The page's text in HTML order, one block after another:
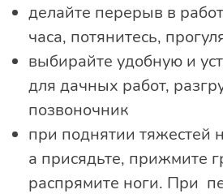
делайте перерыв в
часа, потянитесь,
выбирайте удобную и
для дачных работ,
позвоночник
при поднятии тяжестей
а присядьте, прижмите
распрямите ноги. При